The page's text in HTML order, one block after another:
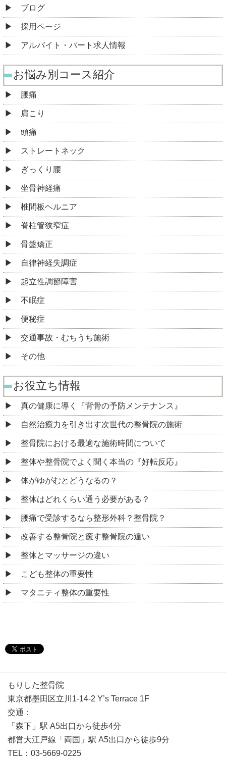
ブログ
採用ページ
アルバイト・パート求人情報
お悩み別コース紹介
腰痛
肩こり
頭痛
ストレートネック
ぎっくり腰
坐骨神経痛
椎間板ヘルニア
脊柱管狭窄症
骨盤矯正
自律神経失調症
起立性調節障害
不眠症
便秘症
交通事故・むちうち施術
その他
お役立ち情報
真の健康に導く『背骨の予防メンテナンス』
自然治癒力を引き出す次世代の整骨院の施術
整骨院における最適な施術時間について
整体や整骨院でよく聞く本当の『好転反応』
体がゆがむとどうなるの？
整体はどれくらい通う必要がある？
腰痛で受診するなら整形外科？整骨院？
改善する整骨院と癒す整骨院の違い
整体とマッサージの違い
こども整体の重要性
マタニティ整体の重要性
もりした整骨院
東京都墨田区立川1-14-2 Y’s Terrace 1F
交通：
「森下」駅 A5出口から徒歩4分
都営大江戸線「両国」駅 A5出口から徒歩9分
TEL：03-5669-0225